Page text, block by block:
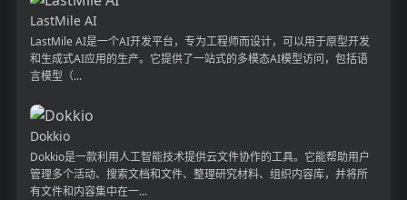
LastMile AI
LastMile AI是一个AI开发平台，专为工程师而设计，可以用于原型开发
和生成式AI应用的生产。它提供了一站式的多模态AI模型访问，包括语
言模型（...
Dokkio
Dokkio是一款利用人工智能技术提供云文件协作的工具。它能帮助用户
管理多个活动、搜索文档和文件、整理研究材料、组织内容库，并将所
有文件和内容集中在一...